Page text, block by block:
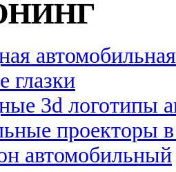
глазки
3d логотипы
проекторы
автомобильный